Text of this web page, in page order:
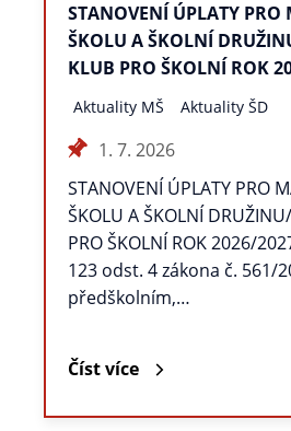
STANOVENÍ ÚPLATY PRO
ŠKOLU A ŠKOLNÍ
KLUB PRO ŠKOLNÍ ROK
Aktuality MŠ Aktuality ŠD
1. 7. 2026
STANOVENÍ ÚPLATY PRO
ŠKOLU A ŠKOLNÍ
PRO ŠKOLNÍ ROK 2026/
123 odst. 4 zákona č. 561/
předškolním,…
Číst více